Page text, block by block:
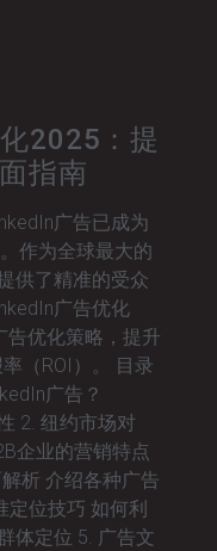
2025：提
指南
广告已成为
作为全球最大的
供了精准的受众
广告优化
告优化策略，提升
（ROI）。 目录
广告？
2. 纽约市场对
企业的营销特点
析 介绍各种广告
定位技巧 如何利
体定位 5. 广告文